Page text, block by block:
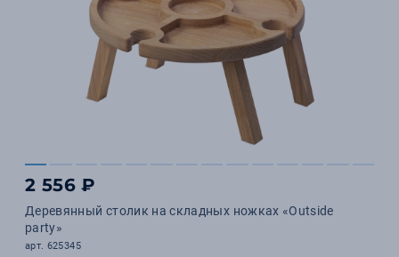
2 556 ₽
Деревянный столик на складных ножках «Outside
party»
арт. 625345